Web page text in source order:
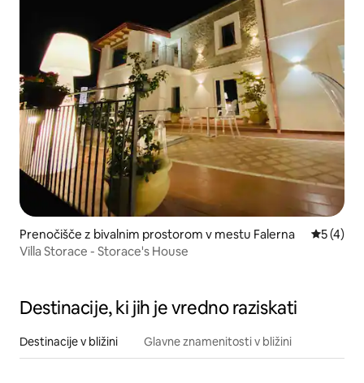
Prenočišče z bivalnim prostorom v mestu Falerna
5 (4)
Villa Storace - Storace's House
Destinacije, ki jih je vredno raziskati
Destinacije v bližini Glavne znamenitosti v bližini